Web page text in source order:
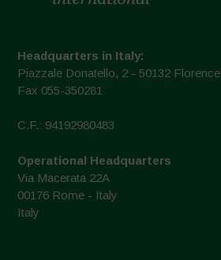
Headquarters in Italy:
Piazzale Donatello, 2 - 50132 Florence
Fax 055-350281
C.F.: 94192980483
Operational Headquarters
Via Macerata 22A
00176 Rome - Italy
Italy